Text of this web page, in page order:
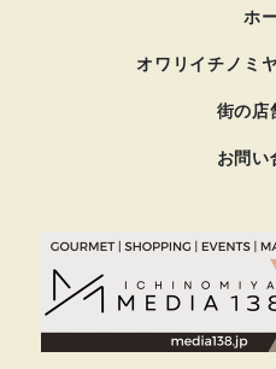
ホ
オワリイチノミ
街の店
お問い